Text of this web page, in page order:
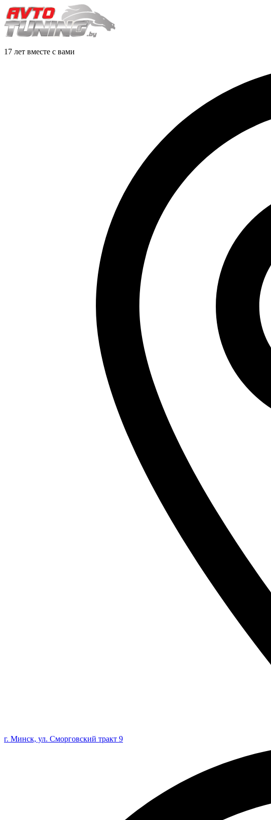
17 лет вместе с вами
г. Минск, ул. Сморговский тракт 9